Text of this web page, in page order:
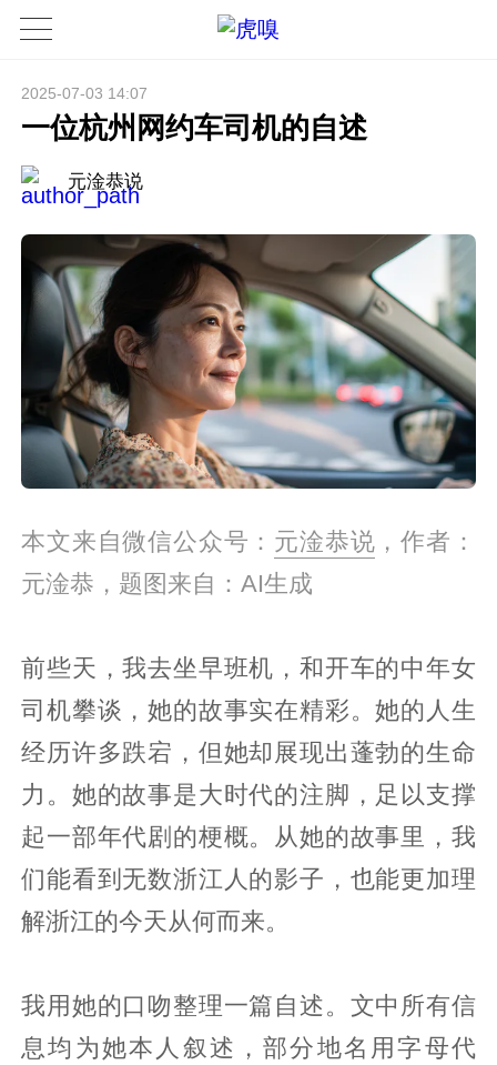
2025-07-03 14:07
一位杭州网约车司机的自述
元淦恭说
本文来自微信公众号： 元淦恭说 ，作者：
元淦恭，题图来自：AI生成
前些天，我去坐早班机，和开车的中年女
司机攀谈，她的故事实在精彩。她的人生
经历许多跌宕，但她却展现出蓬勃的生命
力。她的故事是大时代的注脚，足以支撑
起一部年代剧的梗概。从她的故事里，我
们能看到无数浙江人的影子，也能更加理
解浙江的今天从何而来。
我用她的口吻整理一篇自述。文中所有信
息均为她本人叙述，部分地名用字母代